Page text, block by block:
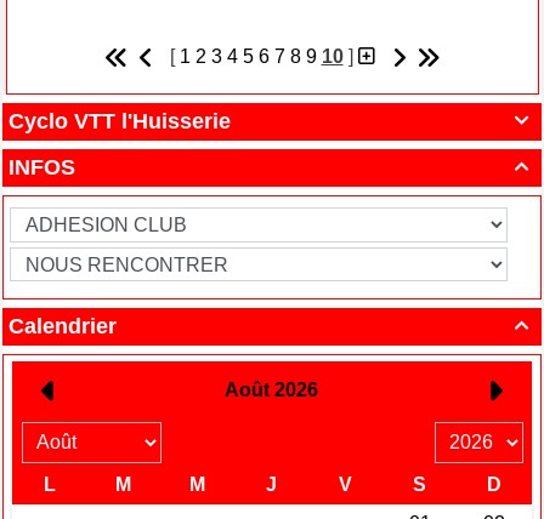

Cyclo VTT l'Huisserie

INFOS

Calendrier
[ 1 2 3 4 5 6 7 8 9 10]